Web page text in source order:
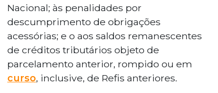
Nacional; às penalidades por
descumprimento de obrigações
acessórias; e o aos saldos remanescentes
de créditos tributários objeto de
parcelamento anterior, rompido ou em
curso, inclusive, de Refis anteriores.